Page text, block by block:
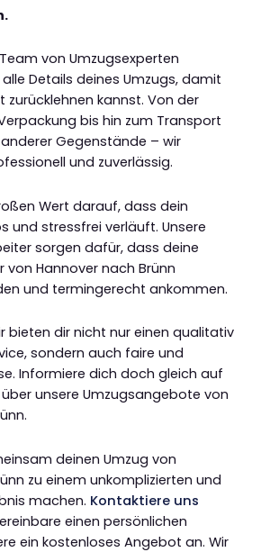
von Umzugsexperten
Details deines Umzugs, damit
kannst. Von der
bis hin zum Transport
Gegenstände – wir
und zuverlässig.
Wert darauf, dass dein
und stressfrei verläuft. Unsere
sorgen dafür, dass deine
von Hannover nach Brünn
und termingerecht ankommen.
bieten dir nicht nur einen qualitativ
sondern auch faire und
Informiere dich doch gleich auf
unsere Umzugsangebote von
deinen Umzug von
zu einem unkomplizierten und
machen. Kontaktiere uns
einen persönlichen
ein kostenloses Angebot an. Wir